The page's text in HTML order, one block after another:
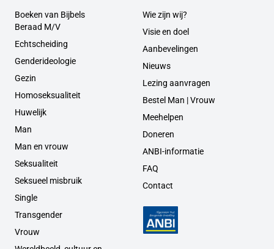
Boeken van Bijbels
Beraad M/V
Echtscheiding
Genderideologie
Gezin
Homoseksualiteit
Huwelijk
Man
Man en vrouw
Seksualiteit
Seksueel misbruik
Single
Transgender
Vrouw
Wie zijn wij?
Visie en doel
Aanbevelingen
Nieuws
Lezing aanvragen
Bestel Man | Vrouw
Meehelpen
Doneren
ANBI-informatie
FAQ
Contact